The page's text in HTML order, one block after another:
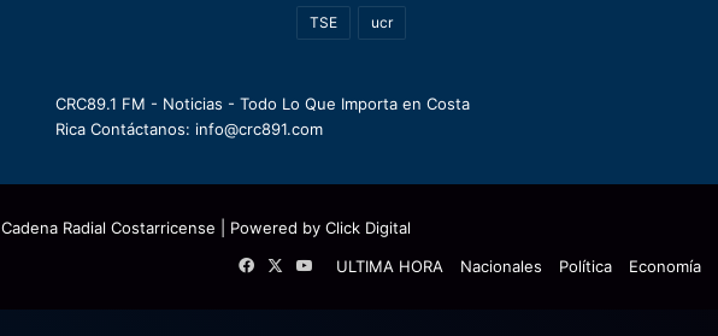
TSE ucr
CRC89.1 FM - Noticias - Todo Lo Que Importa en Costa
Rica Contáctanos: info@crc891.com
Cadena Radial Costarricense | Powered by Click Digital
ULTIMA HORA
Nacionales Política Economía
FacebookYouTube